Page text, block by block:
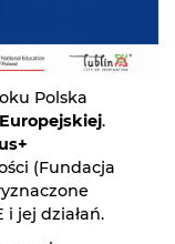
Polska
.
(Fundacja
jej działań.